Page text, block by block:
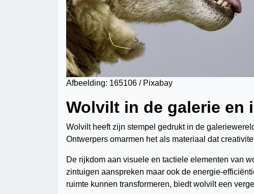
Afbeelding: 165106 / Pixabay
Wolvilt in de galerie en
Wolvilt heeft zijn stempel gedrukt in de
Ontwerpers omarmen het als materiaal dat
De rijkdom aan visuele en tactiele elementen van
zintuigen aanspreken maar ook de energie-
ruimte kunnen transformeren, biedt wolvilt een